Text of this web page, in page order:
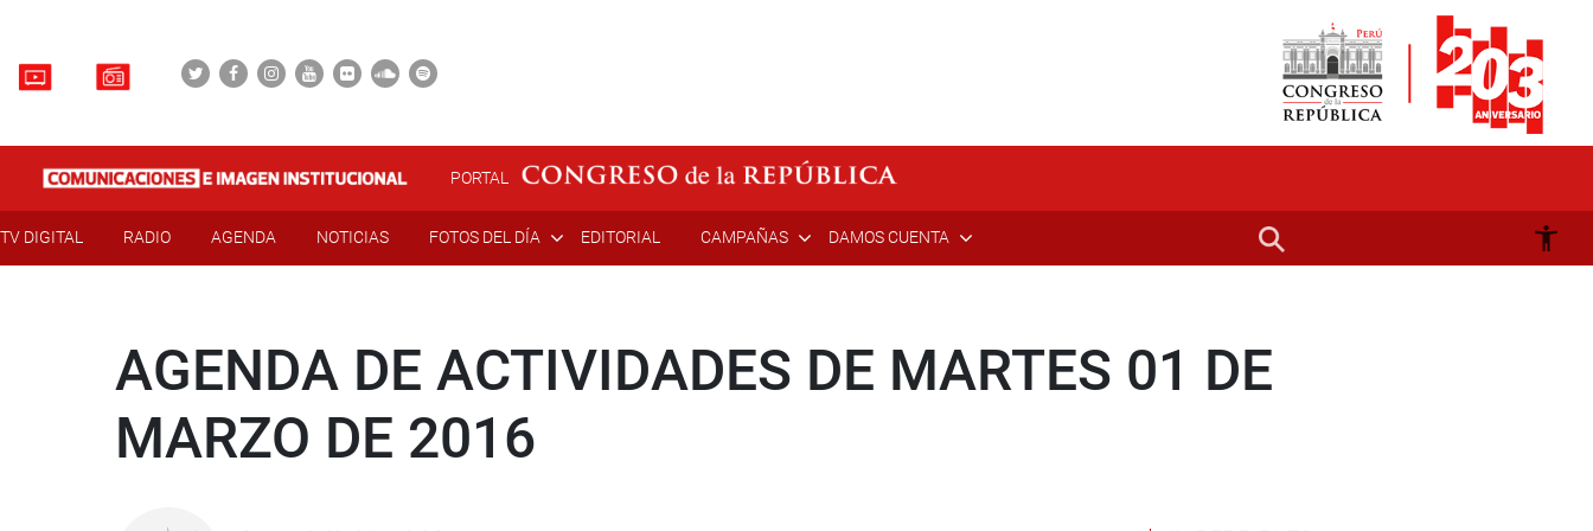
PORTAL
TV DIGITAL RADIO AGENDA NOTICIAS FOTOS DEL DÍA EDITORIAL CAMPAÑAS DAMOS CUENTA
AGENDA DE ACTIVIDADES DE MARTES 01 DE
MARZO DE 2016